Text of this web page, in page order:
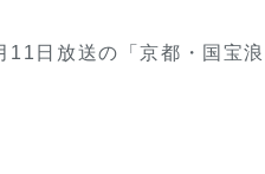
11日放送の「京都・国宝